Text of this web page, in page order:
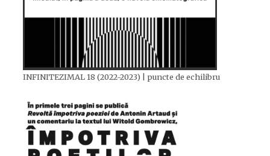
INFINITEZIMAL 18 (2022-2023) | puncte de echilibru